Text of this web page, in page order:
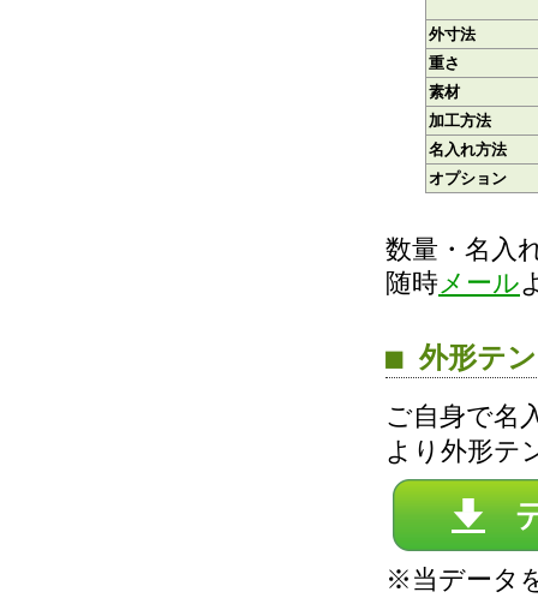
外寸法
重さ
素材
加工方法
名入れ方法
オプション
数量・名入
随時メール
■ 外形テ
ご自身で名
より外形テ
※当データ